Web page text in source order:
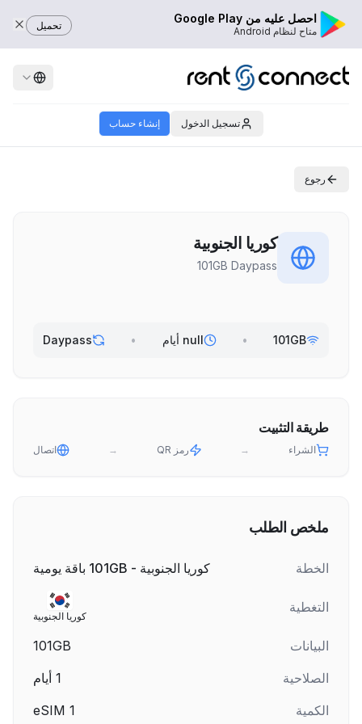
احصل عليه من Google Play
متاح لنظام Android تحميل
تسجيل الدخول إنشاء حساب
رجوع
كوريا الجنوبية
101GB Daypass
101GB
• null أيام •
Daypass
طريقة التثبيت
الشراء → رمز QR → اتصال
ملخص الطلب
الخطة كوريا الجنوبية - 101GB باقة يومية
التغطية
كوريا الجنوبية
البيانات
101GB
الصلاحية
1 أيام
الكمية
1